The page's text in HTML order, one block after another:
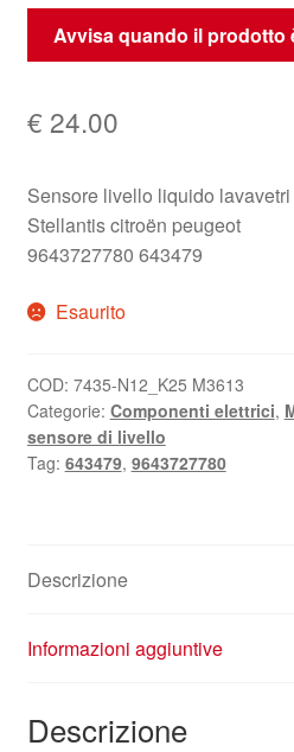
Avvisa quando il prodotto
€ 24.00
Sensore livello liquido lavavetri
Stellantis citroën peugeot
9643727780 643479
Esaurito
COD: 7435-N12_K25 M3613
Categorie: Componenti elettrici,
sensore di livello
Tag: 643479, 9643727780
Descrizione
Informazioni aggiuntive
Descrizione